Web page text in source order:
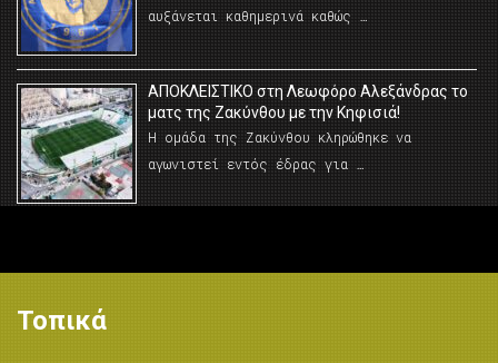
αυξάνεται καθημερινά καθώς …
AΠΟΚΛΕΙΣΤΙΚΟ στη Λεωφόρο Αλεξάνδρας το
ματς της Ζακύνθου με την Κηφισιά!
Η ομάδα της Ζακύνθου κληρώθηκε να
αγωνιστεί εντός έδρας για …
Τοπικά